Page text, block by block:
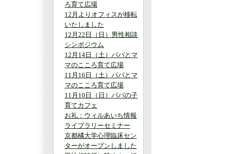
ろ育て広場
12月よりオフィスが移転
いたしました
12月22日（日）男性相談
シンポジウム
12月14日（土）パパとマ
マのこころ育て広場
11月16日（土）パパとマ
マのこころ育て広場
11月10日（日）パパの子
育てカフェ
お礼：ウィルあいち情報
ライブラリーセミナー
京都橘大学心理臨床セン
ターがオープンしました